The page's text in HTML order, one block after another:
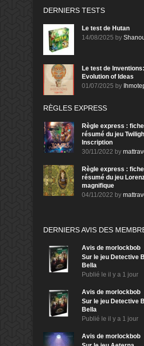
DERNIERS TESTS
Le test de Hutan
14/08/2025 by
Le test de Inventions:
Evolution of Ideas
01/07/2025 by
RÈGLES EXPRESS
Règle express : fiche
résumé du jeu
Inscription
30/11/2022 by
Règle express : fiche
résumé du jeu
magnifique
04/11/2022 by
DERNIERS AVIS DES
Avis de morlockbob
Sur le jeu Detective
Bella
Publié le il y a 1 jour
Avis de morlockbob
Sur le jeu Detective
Bella
Publié le il y a 1 jour
Avis de morlockbob